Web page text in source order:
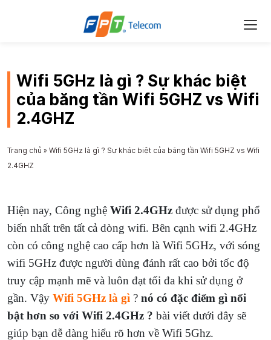
Wifi 5GHz là gì ? Sự khác biệt
của băng tần Wifi 5GHZ vs Wifi
2.4GHZ
Trang chủ » Wifi 5GHz là gì ? Sự khác biệt của băng tần Wifi 5GHZ vs Wifi
2.4GHZ
Hiện nay, Công nghệ Wifi 2.4GHz được sử dụng phổ
biến nhất trên tất cả dòng wifi. Bên cạnh wifi 2.4GHz
còn có công nghệ cao cấp hơn là Wifi 5GHz, với sóng
wifi 5GHz được người dùng đánh rất cao bởi tốc độ
truy cập mạnh mẽ và luôn đạt tối đa khi sử dụng ở
gần. Vậy Wifi 5GHz là gì ? nó có đặc điểm gì nổi
bật hơn so với Wifi 2.4GHz ? bài viết dưới đây sẽ
giúp bạn dễ dàng hiểu rõ hơn về Wifi 5Ghz.